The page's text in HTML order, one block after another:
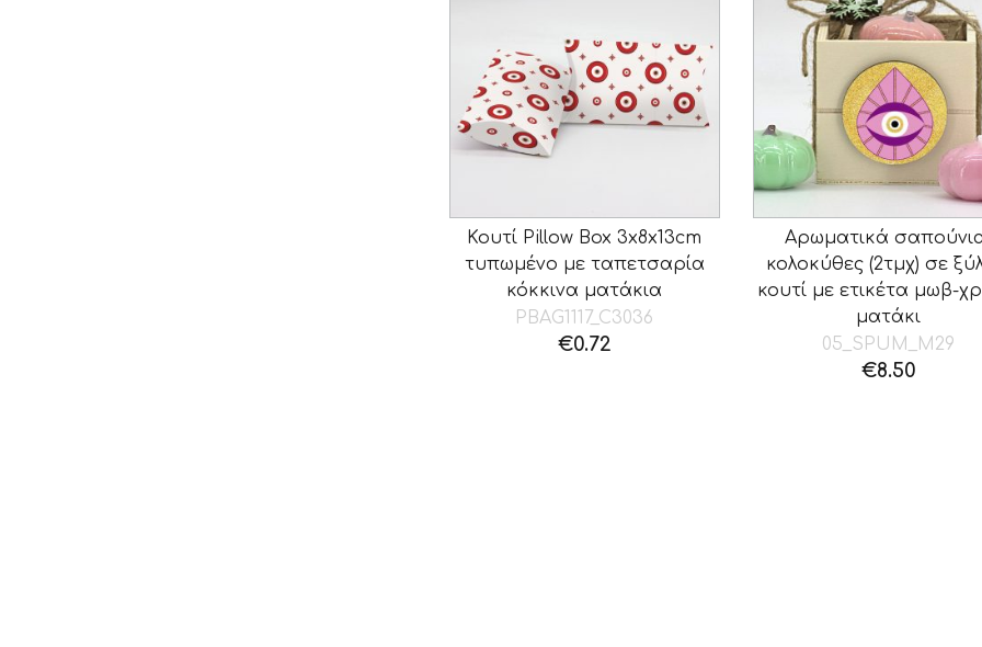
Κουτί Pillow Box 3x8x13cm
τυπωμένο με ταπετσαρία
κόκκινα ματάκια
PBAG1117_C3036
€0.72
Αρωματικά
κολοκύθες (2τμχ) σε
κουτί με ετικέτα μωβ-
ματάκι
05_SPUM_M29
€8.50